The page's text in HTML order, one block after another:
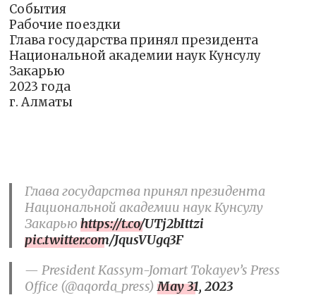
События
Рабочие поездки
Глава государства принял президента
Национальной академии наук Кунсулу
Закарью
2023 года
г. Алматы
Глава государства принял президента
Национальной академии наук Кунсулу
Закарьюhttps://t.co/UTj2bIttzi
pic.twitter.com/JqusVUgq3F
— President Kassym-Jomart Tokayev’s Press
Office (@aqorda_press)May 31, 2023